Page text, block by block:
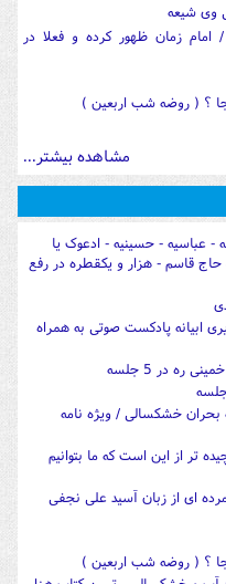
وی شیعه
/ امام زمان ظهور کرده و فعلا در
؟ ( روضه شب اربعین )
مشاهده بیشتر...
- عباسیه - حسینیه - ادعوک یا
قاسم - هزار و یکقطره در رفع
ابیانه پادکست صوتی به همراه
در 5 جلسه
بحران خشکسالی / ویژه نامه
تر از این است که ما بتوانیم
ای از زبان آسید علی نجفی
؟ ( روضه شب اربعین )